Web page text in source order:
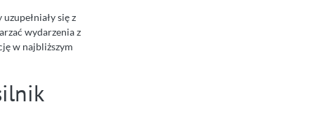
się z
wydarzenia z
w najbliższym